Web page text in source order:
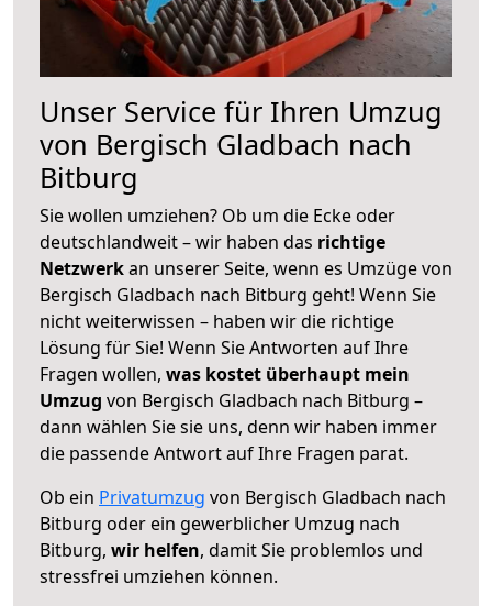
Unser Service für Ihren Umzug
von Bergisch Gladbach nach
Bitburg
Sie wollen umziehen? Ob um die Ecke oder
deutschlandweit – wir haben das richtige
Netzwerkan unserer Seite, wenn es Umzüge von
Bergisch Gladbach nach Bitburg geht! Wenn Sie
nicht weiterwissen – haben wir die richtige
Lösung für Sie! Wenn Sie Antworten auf Ihre
Fragen wollen, was kostet überhaupt mein
Umzug von Bergisch Gladbach nach Bitburg –
dann wählen Sie sie uns, denn wir haben immer
die passende Antwort auf Ihre Fragen parat.
Ob ein Privatumzug von Bergisch Gladbach nach
Bitburg oder ein gewerblicher Umzug nach
Bitburg, wir helfen, damit Sie problemlos und
stressfrei umziehen können.